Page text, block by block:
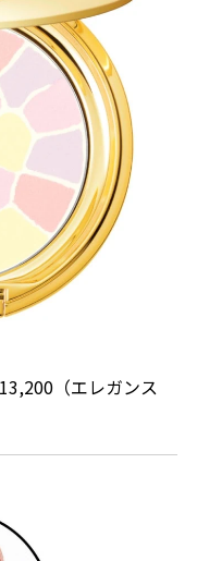
（エレガンス